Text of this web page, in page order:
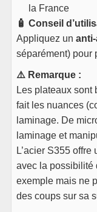
la France
🧴 Conseil
Appliquez un
séparément) pour
⚠️ Remarque :
Les plateaux sont
fait les nuances
laminage. De
laminage et
L’acier S355
avec la possibilité
exemple mais ne
des coups sur sa